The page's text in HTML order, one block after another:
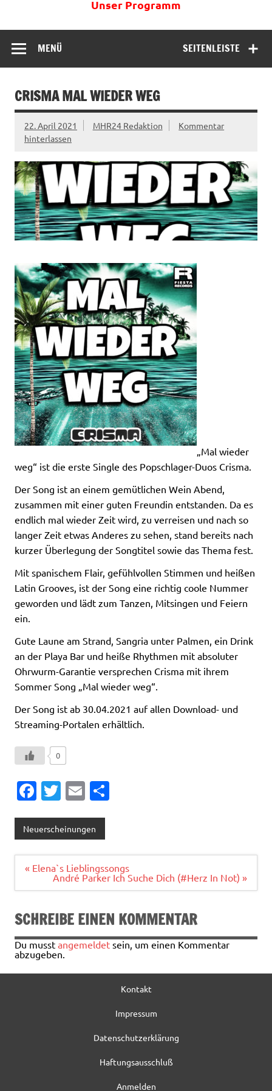
Unser Programm
SEITENLEISTE
MENÜ
CRISMA MAL WIEDER WEG
22. April 2021 MHR24 Redaktion
Kommentar
hinterlassen
„Mal wieder
weg“ ist die erste Single des Popschlager-Duos Crisma.
Der Song ist an einem gemütlichen Wein Abend,
zusammen mit einer guten Freundin entstanden. Da es
endlich mal wieder Zeit wird, zu verreisen und nach so
langer Zeit etwas Anderes zu sehen, stand bereits nach
kurzer Überlegung der Songtitel sowie das Thema fest.
Mit spanischem Flair, gefühlvollen Stimmen und heißen
Latin Grooves, ist der Song eine richtig coole Nummer
geworden und lädt zum Tanzen, Mitsingen und Feiern
ein.
Gute Laune am Strand, Sangria unter Palmen, ein Drink
an der Playa Bar und heiße Rhythmen mit absoluter
Ohrwurm-Garantie versprechen Crisma mit ihrem
Sommer Song „Mal wieder weg“.
Der Song ist ab 30.04.2021 auf allen Download- und
Streaming-Portalen erhältlich.
0
Fa
e
b
o
o
k
T
it
te
r
E
ai
l
n
Neuerscheinungen
Beitragsnavigation
« Elena`s Lieblingssongs
André Parker Ich Suche Dich (#Herz In Not) »
SCHREIBE EINEN KOMMENTAR
Du musst angemeldet sein, um einen Kommentar
abzugeben.
Kontakt
Impressum
Datenschutzerklärung
Haftungsausschluß
Anmelden